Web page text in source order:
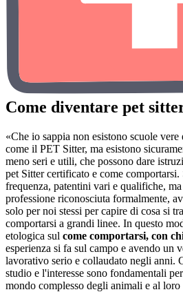
Come diventare pet
«Che io sappia non esistono scuole
come il PET Sitter, ma esistono
meno seri e utili, che possono dare
pet Sitter certificato e come comportarsi.
frequenza, patentini vari e qualifiche,
professione riconosciuta formalmente,
solo per noi stessi per capire di cosa si
comportarsi a grandi linee. In questo
etologica sul come comportarsi, con
esperienza si fa sul campo e avendo un
lavorativo serio e collaudato negli anni.
studio e l'interesse sono fondamentali
mondo complesso degli animali e al loro